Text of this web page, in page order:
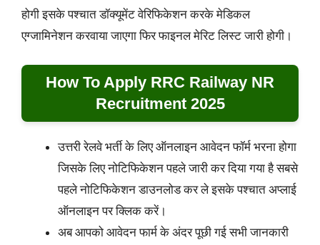
होगी इसके पश्चात डॉक्यूमेंट वेरिफिकेशन करके मेडिकल
एग्जामिनेशन करवाया जाएगा फिर फाइनल मेरिट लिस्ट जारी होगी।
How To Apply RRC Railway NR
Recruitment 2025
उत्तरी रेलवे भर्ती के लिए ऑनलाइन आवेदन फॉर्म भरना होगा
जिसके लिए नोटिफिकेशन पहले जारी कर दिया गया है सबसे
पहले नोटिफिकेशन डाउनलोड कर ले इसके पश्चात अप्लाई
ऑनलाइन पर क्लिक करें।
अब आपको आवेदन फार्म के अंदर पूछी गई सभी जानकारी